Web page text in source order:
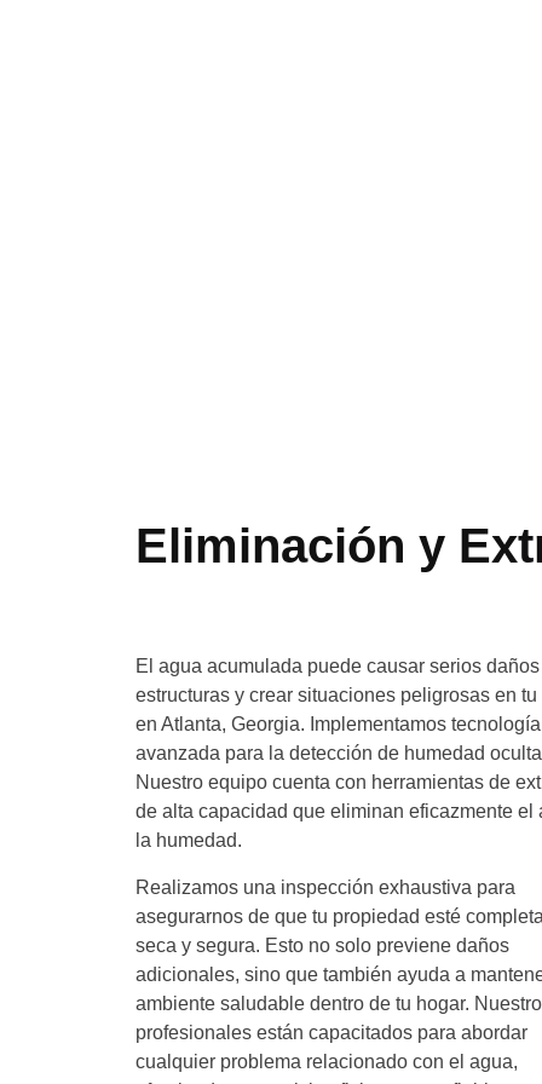
Eliminación y
El agua acumulada puede causar serios
estructuras y crear situaciones peligrosas en tu
en Atlanta, Georgia. Implementamos tecnología
avanzada para la detección de humedad
Nuestro equipo cuenta con herramientas de
de alta capacidad que eliminan eficazmente el
la humedad.
Realizamos una inspección exhaustiva para
asegurarnos de que tu propiedad esté
seca y segura. Esto no solo previene daños
adicionales, sino que también ayuda a
ambiente saludable dentro de tu hogar.
profesionales están capacitados para abordar
cualquier problema relacionado con el agua,